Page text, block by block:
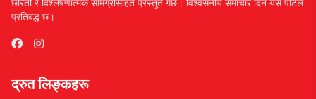
छरितो र विश्लेषणात्मक सामग्रीसहित प्रस्तुत गर्छ। विश्वसनीय समाचार दिन यस पोर्टल
प्रतिबद्ध छ।
द्रुत लिङ्कहरू